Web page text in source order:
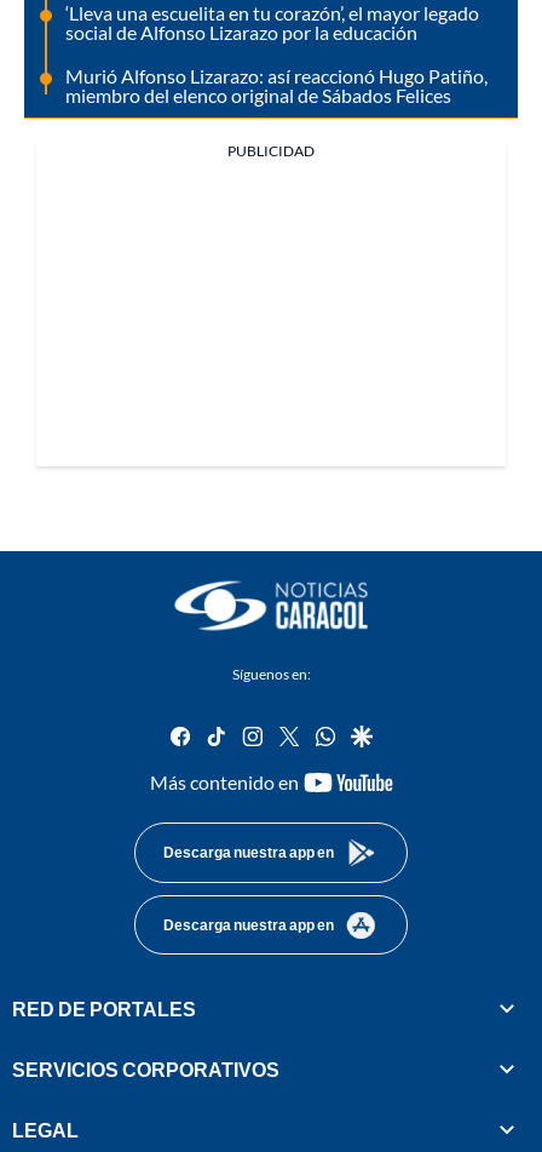
‘Lleva una escuelita en tu corazón’, el mayor legado
social de Alfonso Lizarazo por la educación
Murió Alfonso Lizarazo: así reaccionó Hugo Patiño,
miembro del elenco original de Sábados Felices
PUBLICIDAD
Síguenos en:
facebook
tiktok instagram
twitterwhatsapp
google
Más contenido en
youtube-
Descarga nuestra app en
Descarga nuestra app en
RED DE PORTALES
SERVICIOS CORPORATIVOS
LEGAL